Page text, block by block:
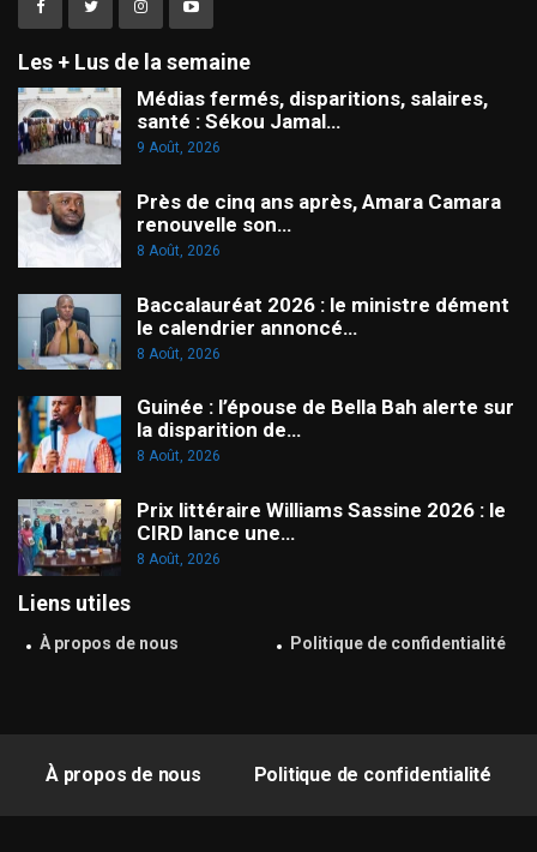
Les + Lus de la semaine
Médias fermés, disparitions, salaires,
santé : Sékou Jamal…
9 Août, 2026
Près de cinq ans après, Amara Camara
renouvelle son…
8 Août, 2026
Baccalauréat 2026 : le ministre dément
le calendrier annoncé…
8 Août, 2026
Guinée : l’épouse de Bella Bah alerte sur
la disparition de…
8 Août, 2026
Prix littéraire Williams Sassine 2026 : le
CIRD lance une…
8 Août, 2026
Liens utiles
À propos de nous Politique de confidentialité
À propos de nous Politique de confidentialité